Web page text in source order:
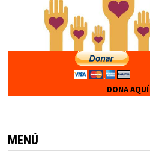
DONA AQUÍ
MENÚ